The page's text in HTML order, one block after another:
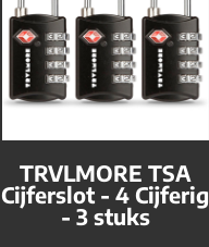
TRVLMORE TSA
Cijferslot - 4 Cijferig
- 3 stuks